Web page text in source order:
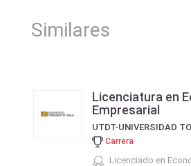
Similares
Licenciatura en
Empresarial
Carrera
Licenciado en